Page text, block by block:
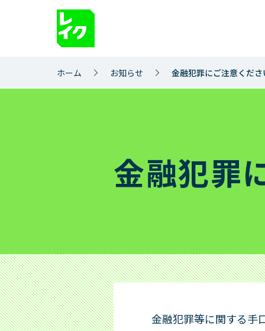
サイト内を検索
借りるとき
お急ぎのお客さまへ
レイクのWeb完結
お借入れの利息（適用利率と計算方
法）
お申込み
お申込みからお借入れまで
返
ご返
完済
ご返
ホーム お知らせ 金融犯罪にご注意くださ
金融犯罪
金融犯罪等に関する手